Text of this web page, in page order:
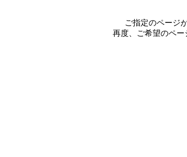
ご指定のページ
再度、ご希望のペー